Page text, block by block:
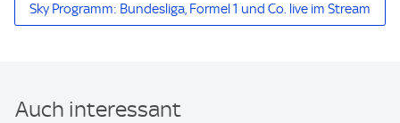
Sky Programm: Bundesliga, Formel 1 und Co. live im Stream
Auch interessant